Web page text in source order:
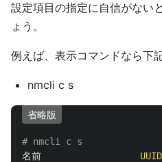
設定項目の指定に自信がない
ょう。
例えば、表示コマンドなら下
nmcli c s
省略版
# nmcli c s
名前
UUID